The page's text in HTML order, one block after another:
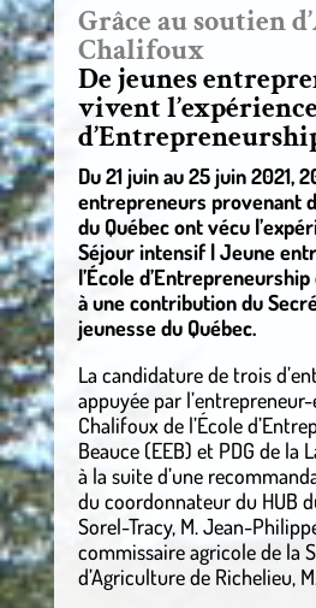
Grâce au soutien
Chalifoux
De jeunes
vivent
Du 21 juin au 25 juin 2021,
entrepreneurs provenant
du Québec ont vécu
Séjour intensif | Jeune
l’École
à une contribution du
jeunesse du Québec.
La candidature de trois
appuyée par
Chalifoux de l’École
Beauce (EEB) et PDG de la
à la suite d’une
du coordonnateur du HUB
Sorel-Tracy, M. Jean-
commissaire agricole de la
d’Agriculture de Richelieu,